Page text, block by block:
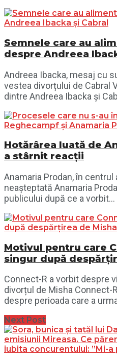
Semnele care au
despre Andreea
Andreea Ibacka, mesaj cu
vestea divorțului de Cabral
dintre Andreea Ibacka și
Hotărârea luată de
a stârnit reacții
Anamaria Prodan, în
neașteptată Anamaria
publicului după ce a vorbit...
Motivul pentru care
singur după
Connect-R a vorbit despre
divorțul de Misha Connect-
despre perioada care a
Next Post